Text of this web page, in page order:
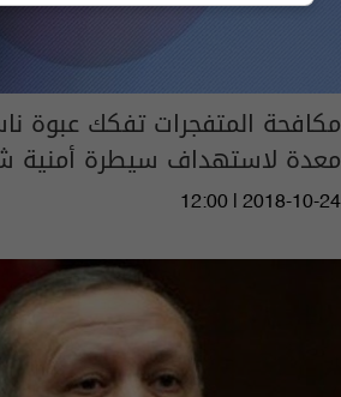
مكافحة المتفجرات تفكك عبوة
معدة لاستهداف سيطرة أمنية
12:00 | 2018-10-24